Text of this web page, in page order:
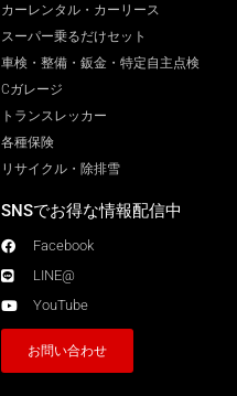
カーレンタル・カーリース
スーパー乗るだけセット
車検・整備・鈑金・特定自主点検
Cガレージ
トランスレッカー
各種保険
リサイクル・除排雪
SNSでお得な情報配信中
Facebook
LINE@
YouTube
お問い合わせ